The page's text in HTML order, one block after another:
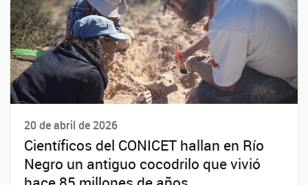
20 de abril de 2026
Científicos del CONICET hallan en Río
Negro un antiguo cocodrilo que vivió